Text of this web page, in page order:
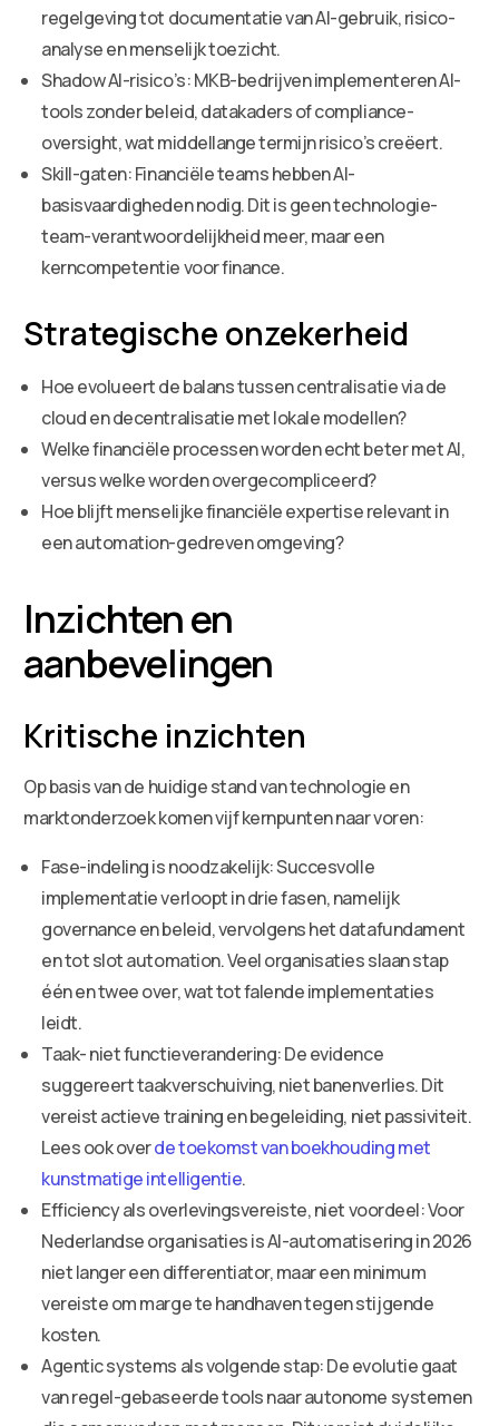
regelgeving tot documentatie van AI-gebruik, risico-
analyse en menselijk toezicht.
Shadow AI-risico’s: MKB-bedrijven implementeren AI-
tools zonder beleid, datakaders of compliance-
oversight, wat middellange termijn risico’s creëert.
Skill-gaten: Financiële teams hebben AI-
basisvaardigheden nodig. Dit is geen technologie-
team-verantwoordelijkheid meer, maar een
kerncompetentie voor finance.
Strategische onzekerheid
Hoe evolueert de balans tussen centralisatie via de
cloud en decentralisatie met lokale modellen?
Welke financiële processen worden echt beter met AI,
versus welke worden overgecompliceerd?
Hoe blijft menselijke financiële expertise relevant in
een automation-gedreven omgeving?
Inzichten en
aanbevelingen
Kritische inzichten
Op basis van de huidige stand van technologie en
marktonderzoek komen vijf kernpunten naar voren:
Fase-indeling is noodzakelijk: Succesvolle
implementatie verloopt in drie fasen, namelijk
governance en beleid, vervolgens het datafundament
en tot slot automation. Veel organisaties slaan stap
één en twee over, wat tot falende implementaties
leidt.
Taak- niet functieverandering: De evidence
suggereert taakverschuiving, niet banenverlies. Dit
vereist actieve training en begeleiding, niet passiviteit.
Lees ook overde toekomst van boekhouding met
kunstmatige intelligentie.
Efficiency als overlevingsvereiste, niet voordeel: Voor
Nederlandse organisaties is AI-automatisering in 2026
niet langer een differentiator, maar een minimum
vereiste om marge te handhaven tegen stijgende
kosten.
Agentic systems als volgende stap: De evolutie gaat
van regel-gebaseerde tools naar autonome systemen